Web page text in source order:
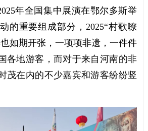
年全国集中展演在鄂尔多斯举
的重要组成部分，2025“村歌嘹
如期开张，一项项非遗，一件件
各地游客，而对于来自河南的非
茂在内的不少嘉宾和游客纷纷竖